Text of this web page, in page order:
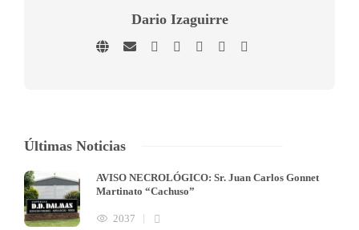
Dario Izaguirre
Últimas Noticias
AVISO NECROLÓGICO: Sr. Juan Carlos Gonnet
Martinato “Cachuso”
2037